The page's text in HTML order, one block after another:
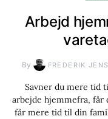
Arbejd
By FREDERIK
Savner du mere tid
arbejde hjemmefra, får
får mere tid til din